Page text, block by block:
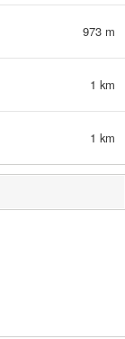
973 m
1 km
1 km